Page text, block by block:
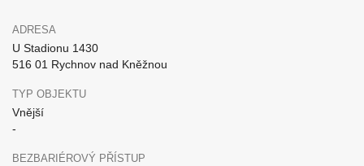
ADRESA
U Stadionu 1430
516 01 Rychnov nad Kněžnou
TYP OBJEKTU
Vnější
-
BEZBARIÉROVÝ PŘÍSTUP